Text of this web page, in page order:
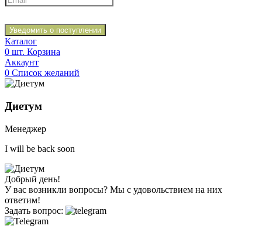
Уведомить о поступлении
Каталог
0 шт. Корзина
Аккаунт
0 Список желаний
Диетум
Менеджер
I will be back soon
Добрый день!
У вас возникли вопросы? Мы с удовольствием на них
ответим!
Задать вопрос: